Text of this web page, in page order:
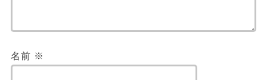
名前 ※